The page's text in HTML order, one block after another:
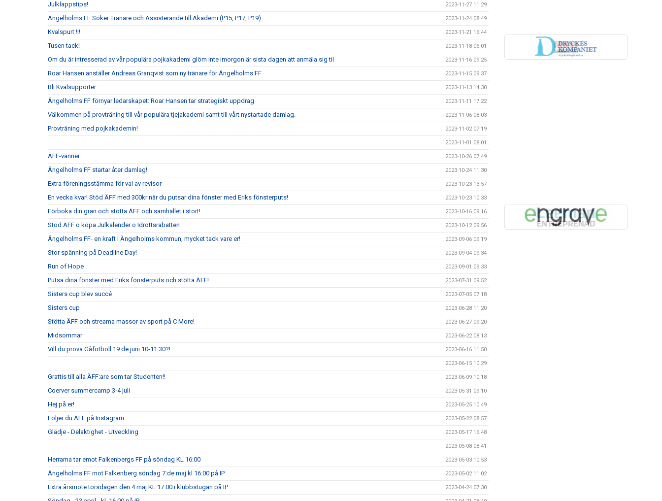
Julklappstips! 2023-11-27 11:29
Ängelholms FF Söker Tränare och Assisterande till Akademi (P15, P17, P19) 2023-11-24 08:49
Kvalspurt !!! 2023-11-21 16:44
Tusen tack! 2023-11-18 06:01
Om du är intresserad av vår populära pojkakademi glöm inte imorgon är sista dagen att anmäla sig til 2023-11-16 09:25
Roar Hansen anställer Andreas Granqvist som ny tränare för Ängelholms FF 2023-11-15 09:37
Bli Kvalsupporter 2023-11-13 14:30
Ängelholms FF förnyar ledarskapet: Roar Hansen tar strategiskt uppdrag 2023-11-11 17:22
Välkommen på provträning till vår populära tjejakademi samt till vårt nystartade damlag. 2023-11-06 08:03
Provträning med pojkakademin! 2023-11-02 07:19
2023-11-01 08:01
ÄFF-vänner 2023-10-26 07:49
Ängelholms FF startar åter damlag! 2023-10-24 11:30
Extra föreningsstämma för val av revisor 2023-10-23 13:57
En vecka kvar! Stöd ÄFF med 300kr när du putsar dina fönster med Eriks fönsterputs! 2023-10-23 10:33
Förboka din gran och stötta ÄFF och samhället i stort! 2023-10-16 09:16
Stöd ÄFF o köpa Julkalender o Idrottsrabatten 2023-10-12 09:56
Ängelholms FF- en kraft i Ängelholms kommun, mycket tack vare er! 2023-09-06 09:19
Stor spänning på Deadline Day! 2023-09-04 09:34
Run of Hope 2023-09-01 09:33
Putsa dina fönster med Eriks fönsterputs och stötta ÄFF! 2023-07-31 09:52
Sisters cup blev succé 2023-07-05 07:18
Sisters cup 2023-06-28 11:20
Stötta ÄFF och streama massor av sport på C More! 2023-06-27 09:20
Midsommar 2023-06-22 08:13
Vill du prova Gåfotboll 19:de juni 10-11:30?! 2023-06-16 11:50
2023-06-15 10:29
Grattis till alla ÄFF:are som tar Studenten!! 2023-06-09 10:18
Coerver summercamp 3-4 juli 2023-05-31 09:10
Hej på er! 2023-05-25 10:49
Följer du ÄFF på Instagram 2023-05-22 08:57
Glädje - Delaktighet - Utveckling 2023-05-17 16:48
2023-05-08 08:41
Herrarna tar emot Falkenbergs FF på söndag KL 16:00 2023-05-03 10:53
Ängelholms FF mot Falkenberg söndag 7:de maj kl 16:00 på IP 2023-05-02 11:02
Extra årsmöte torsdagen den 4 maj KL 17:00 i klubbstugan på IP 2023-04-24 07:30